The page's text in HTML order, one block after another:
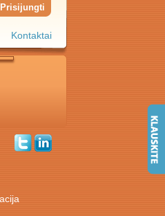
Kontaktai
Prisijungti